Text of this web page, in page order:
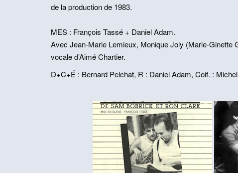
de la production de 1983.
MES : François Tassé + Daniel Adam.
Avec Jean-Marie Lemieux, Monique Joly (Marie-Ginette
vocale d’Aimé Chartier.
D+C+É : Bernard Pelchat, R : Daniel Adam, Coif. :